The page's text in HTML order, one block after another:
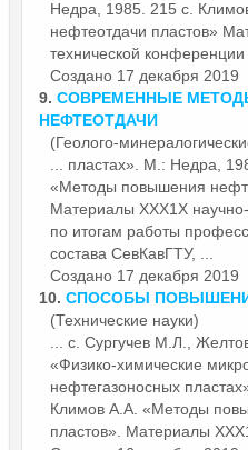
Недра, 1985. 215 с.
нефтеотдачи пластов»
технической конференции
Создано 17 декабря 2019
9. СОВРЕМЕННЫЕ
НЕФТЕОТДАЧИ
(Геолого-
... пластах». М.: Недра,
«Методы повышения
Материалы ХХХ1Х
по итогам работы
состава СевКавГТУ, ...
Создано 17 декабря 2019
10. СПОСОБЫ
(Технические науки)
... с. Сургучев М.Л.,
«Физико-химические
нефтегазоносных
Климов А.А. «Методы
пластов». Материалы